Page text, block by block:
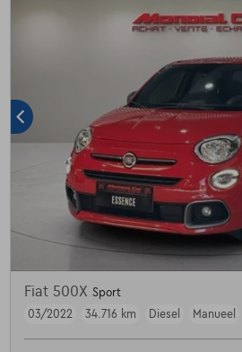
Fiat 500X Sport
03/2022
34.716 km Diesel Manueel